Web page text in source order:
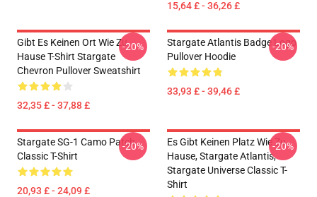
15,64 £ - 36,26 £
Gibt Es Keinen Ort Wie Zu
Hause T-Shirt Stargate
Chevron Pullover Sweatshirt
32,35 £ - 37,88 £
-20%
Stargate Atlantis Badge Logo
Pullover Hoodie
33,93 £ - 39,46 £
-20%
Stargate SG-1 Camo Patch
Classic T-Shirt
20,93 £ - 24,09 £
-20%
Es Gibt Keinen Platz Wie Zu
Hause, Stargate Atlantis,
Stargate Universe Classic T-
Shirt
-20%